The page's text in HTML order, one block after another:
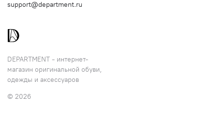
DEPARTMENT - интернет-
магазин оригинальной обуви,
одежды и аксессуаров
© 2026
support@department.ru